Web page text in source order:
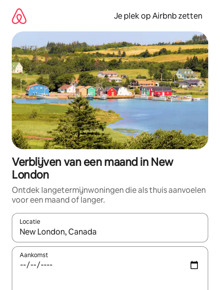
direct
naar
inhoud
Je plek op Airbnb zetten
Verblijven van een maand in New
London
Ontdek langetermijnwoningen die als thuis aanvoelen
voor een maand of langer.
Locatie
Wanneer er resultaten beschikbaar zijn, maak je een keuze
Aankomst